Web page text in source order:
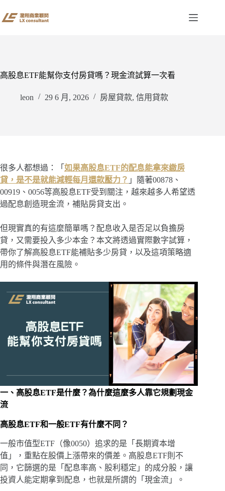
至
高股息ETF能幫你支付房貸嗎？現金流試算一次看
leon 29 6 月, 2026 房屋貸款, 信用貸款
很多人都想過：「 如果高股息ETF的配息能拿來繳房
貸，是不是就能減輕每月還款壓力？ 」隨著00878、
00919、0056等高股息ETF受到關注，越來越多人希望透
過配息創造現金流，補貼房貸支出。
但現實真的有這麼簡單嗎？配息收入是否足以負擔房
貸，又需要投入多少本金？本文將透過實際數字試算，
帶你了解高股息ETF能補貼多少房貸，以及這項策略適
用的條件與潛在風險。
一、高股息ETF是什麼？為什麼這麼多人靠它規劃現金
流
高股息ETF和一般ETF有什麼不同？
一般市值型ETF（像0050）追求的是「長期資本增
值」，重點在股價上漲帶來的價差。高股息ETF則不
同，它篩選的是「配息率高、股利穩定」的成分股，讓
投資人能定期拿到配息，也就是所謂的「現金流」。